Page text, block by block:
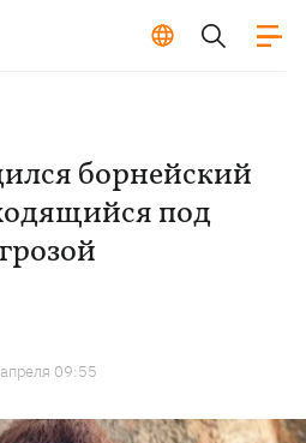
борнейский
под
09:55